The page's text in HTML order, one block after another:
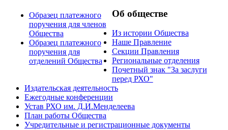
Образец платежного
поручения для членов
Общества
Образец платежного
поручения для
отделений Общества
Об обществе
Из истории Общества
Наше Правление
Секции Правления
Региональные отделения
Почетный знак "За заслуги
перед РХО"
Издательская деятельность
Ежегодные конференции
Устав РХО им. Д.И.Менделеева
План работы Общества
Учредительные и регистрационные документы